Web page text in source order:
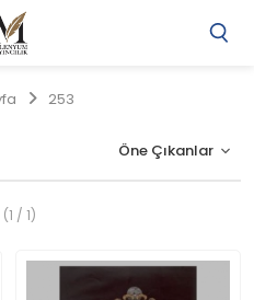
253
(1 / 1)